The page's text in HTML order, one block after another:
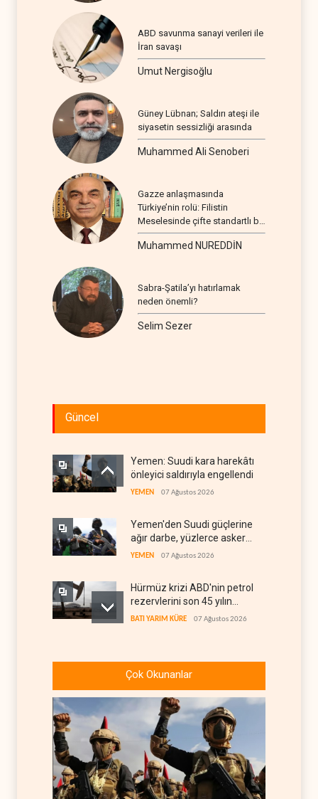
ABD savunma sanayi verileri ile
İran savaşı
Umut Nergisoğlu
Güney Lübnan; Saldırı ateşi ile
siyasetin sessizliği arasında
Muhammed Ali Senoberi
Gazze anlaşmasında
Türkiye’nin rolü: Filistin
Meselesinde çifte standartlı bir
seyir
Muhammed NUREDDİN
Sabra-Şatila’yı hatırlamak
neden önemli?
Selim Sezer
Güncel
Yemen: Suudi kara harekâtı
önleyici saldırıyla engellendi
YEMEN 07 Ağustos 2026
Yemen'den Suudi güçlerine
ağır darbe, yüzlerce asker
öldü
YEMEN 07 Ağustos 2026
Hürmüz krizi ABD'nin petrol
rezervlerini son 45 yılın
dibine indirdi
BATI YARIM KÜRE 07 Ağustos 2026
yeni yaptırımlar
Fars ajansı: İran ve Umman
Hürmüz Boğazı için geçiş
koridorlarında anlaştı
06 Ağustos 2026
Trump, mühimmat krizini
ifşa edenleri tehdit etti
Çok Okunanlar